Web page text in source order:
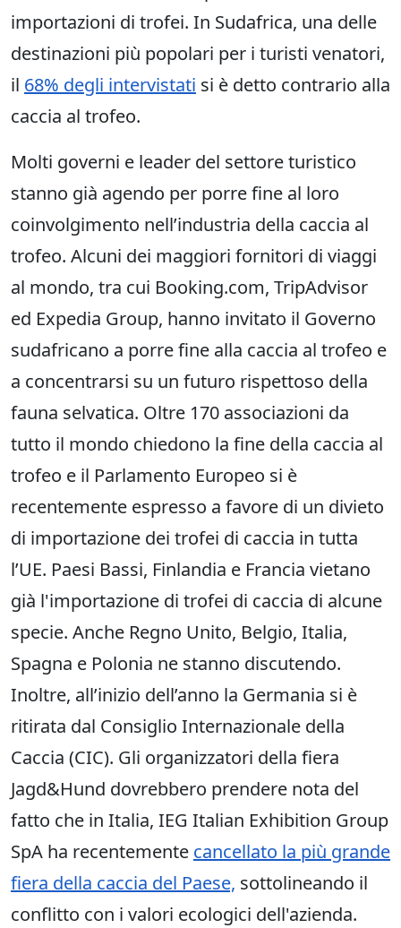
importazioni di trofei. In Sudafrica, una delle
destinazioni più popolari per i turisti venatori,
il 68% degli intervistati si è detto contrario alla
caccia al trofeo.
Molti governi e leader del settore turistico
stanno già agendo per porre fine al loro
coinvolgimento nell’industria della caccia al
trofeo. Alcuni dei maggiori fornitori di viaggi
al mondo, tra cui Booking.com, TripAdvisor
ed Expedia Group, hanno invitato il Governo
sudafricano a porre fine alla caccia al trofeo e
a concentrarsi su un futuro rispettoso della
fauna selvatica. Oltre 170 associazioni da
tutto il mondo chiedono la fine della caccia al
trofeo e il Parlamento Europeo si è
recentemente espresso a favore di un divieto
di importazione dei trofei di caccia in tutta
l’UE. Paesi Bassi, Finlandia e Francia vietano
già l'importazione di trofei di caccia di alcune
specie. Anche Regno Unito, Belgio, Italia,
Spagna e Polonia ne stanno discutendo.
Inoltre, all’inizio dell’anno la Germania si è
ritirata dal Consiglio Internazionale della
Caccia (CIC). Gli organizzatori della fiera
Jagd&Hund dovrebbero prendere nota del
fatto che in Italia, IEG Italian Exhibition Group
SpA ha recentemente cancellato la più grande
fiera della caccia del Paese, sottolineando il
conflitto con i valori ecologici dell'azienda.